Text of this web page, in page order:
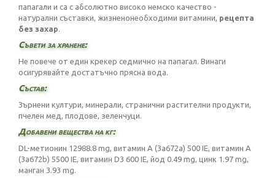
папагали и са с абсолютно високо немско качество -
натурални съставки, жизненонеобходими витамини, рецепта
без захар.
Съвети за хранене:
Не повече от един крекер седмично на папагал. Винаги
осигурявайте достатъчно прясна вода.
Състав:
Зърнени култури, минерали, странични растителни продукти,
пчелен мед, плодове, зеленчуци.
Добавени вещества на кг:
DL-метионин 12988.8 mg, витамин А (3a672a) 500 IE, витамин А
(3a672b) 5500 IE, витамин D3 600 IE, йод 0.49 mg, цинк 1.97 mg,
манган 3.93 mg.